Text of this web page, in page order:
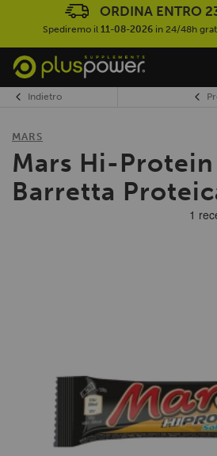
ORDINA ENTRO
Spediremo il 11-08-2026in 24/48h
Indietro
MARS
Mars Hi-Protein
Barretta